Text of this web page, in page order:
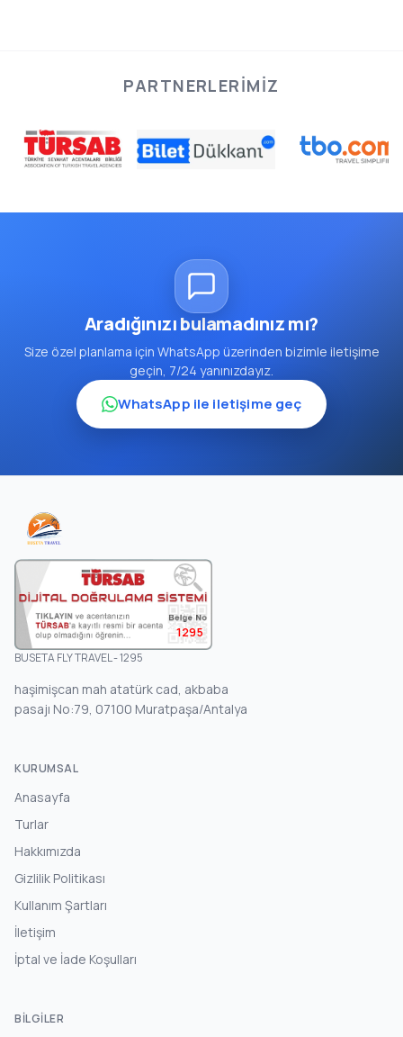
PARTNERLERIMIZ
Aradığınızı bulamadınız mı?
Size özel planlama için WhatsApp üzerinden bizimle iletişime
geçin, 7/24 yanınızdayız.
WhatsApp ile iletişime geç
1295
BUSETA FLY TRAVEL - 1295
haşimişcan mah atatürk cad, akbaba
pasajı No:79, 07100 Muratpaşa/Antalya
KURUMSAL
Anasayfa
Turlar
Hakkımızda
Gizlilik Politikası
Kullanım Şartları
İletişim
İptal ve İade Koşulları
BILGILER